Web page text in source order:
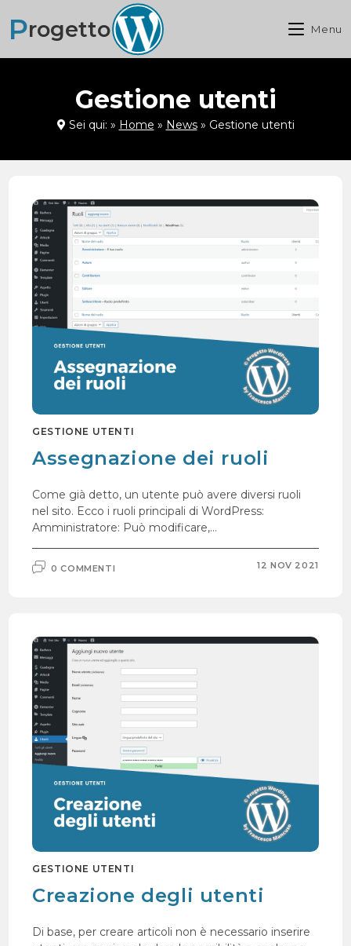
Progetto Menu
Gestione utenti
Sei qui: » Home » News » Gestione utenti
GESTIONE UTENTI
Assegnazione dei ruoli
Come già detto, un utente può avere diversi ruoli
nel sito. Ecco i ruoli principali di WordPress:
Amministratore: Può modificare,…
0 COMMENTI 12 NOV 2021
GESTIONE UTENTI
Creazione degli utenti
Di base, per creare articoli non è necessario inserire